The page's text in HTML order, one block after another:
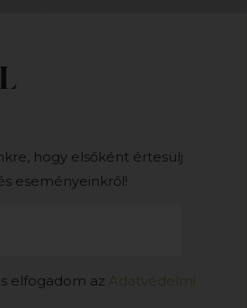
hogy elsőként értesülj
eseményeinkről!
elfogadom az Adatvédelmi